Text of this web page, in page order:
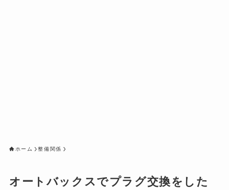
ホーム 整備関係
オートバックスでプラグ交換をした